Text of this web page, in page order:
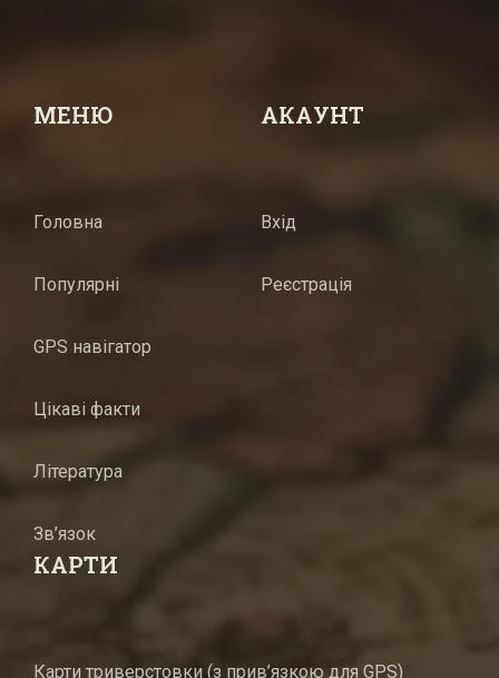
МЕНЮ
Головна
Популярні
GPS навігатор
Цікаві факти
Література
Зв’язок
АКАУНТ
Вхід
Реєстрація
КАРТИ
Карти триверстовки (з прив’язкою для GPS)